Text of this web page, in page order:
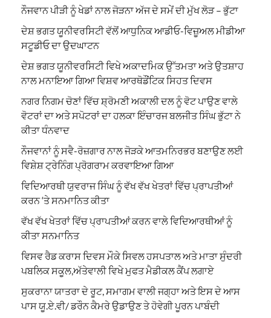
ਨੌਜਵਾਨ ਪੀੜੀ ਨੂੰ ਖੇਡਾਂ ਨਾਲ ਜੋੜਨਾ ਅੱਜ ਦੇ ਸਮੇਂ ਦੀ ਮੁੱਖ ਲੋੜ – ਭੁੱਟਾ
ਦੇਸ਼ ਭਗਤ ਯੂਨੀਵਰਸਿਟੀ ਵੱਲੋਂ ਆਧੁਨਿਕ ਆਡੀਓ-ਵਿਜ਼ੂਅਲ ਮੀਡੀਆ
ਸਟੂਡੀਓ ਦਾ ਉਦਘਾਟਨ
ਦੇਸ਼ ਭਗਤ ਯੂਨੀਵਰਸਿਟੀ ਵਿਖੇ ਅਕਾਦਮਿਕ ਉੱਤਮਤਾ ਅਤੇ ਉਤਸ਼ਾਹ
ਨਾਲ ਮਨਾਇਆ ਗਿਆ ਵਿਸ਼ਵ ਆਰਥੋਡੌਂਟਿਕ ਸਿਹਤ ਦਿਵਸ
ਨਗਰ ਨਿਗਮ ਚੋਣਾਂ ਵਿੱਚ ਸ਼੍ਰੋਮਣੀ ਅਕਾਲੀ ਦਲ ਨੂੰ ਵੋਟ ਪਾਉਣ ਵਾਲੇ
ਵੋਟਰਾਂ ਦਾ ਅਤੇ ਸਪੋਟਰਾਂ ਦਾ ਹਲਕਾ ਇੰਚਾਰਜ ਬਲਜੀਤ ਸਿੰਘ ਭੁੱਟਾ ਨੇ
ਕੀਤਾ ਧੰਨਵਾਦ
ਨੌਜਵਾਨਾਂ ਨੂੰ ਸਵੈ-ਰੋਜ਼ਗਾਰ ਨਾਲ ਜੋੜਕੇ ਆਤਮਨਿਰਭਰ ਬਣਾਉਣ ਲਈ
ਵਿਸ਼ੇਸ਼ ਟ੍ਰੇਨਿੰਗ ਪ੍ਰੋਗਰਾਮ ਕਰਵਾਇਆ ਗਿਆ
ਵਿਦਿਆਰਥੀ ਯੁਵਰਾਜ ਸਿੰਘ ਨੂੰ ਵੱਖ ਵੱਖ ਖੇਤਰਾਂ ਵਿੱਚ ਪ੍ਰਾਪਤੀਆਂ
ਕਰਨ ‘ਤੇ ਸਨਮਾਨਿਤ ਕੀਤਾ
ਵੱਖ ਵੱਖ ਖੇਤਰਾਂ ਵਿੱਚ ਪ੍ਰਾਪਤੀਆਂ ਕਰਨ ਵਾਲੇ ਵਿਦਿਆਰਥੀਆਂ ਨੂੰ
ਕੀਤਾ ਸਨਮਾਨਿਤ
ਵਿਸਵ ਰੈਡ ਕਰਾਸ ਦਿਵਸ ਮੌਕੇ ਸਿਵਲ ਹਸਪਤਾਲ ਅਤੇ ਮਾਤਾ ਸੁੰਦਰੀ
ਪਬਲਿਕ ਸਕੂਲ,ਅੱਤੇਵਾਲੀ ਵਿਖੇ ਮੁਫਤ ਮੈਡੀਕਲ ਕੈਂਪ ਲਗਾਏ
ਸੁਕਰਾਨਾ ਯਾਤਰਾ ਦੇ ਰੂਟ, ਸਮਾਗਮ ਵਾਲੀ ਜਗ੍ਹਾ ਅਤੇ ਇਸ ਦੇ ਆਸ
ਪਾਸ ਯੂ.ਏ.ਵੀ/ ਡਰੌਨ ਕੈਮਰੇ ਉਡਾਉਣ ਤੇ ਹੋਵੇਗੀ ਪੂਰਨ ਪਾਬੰਦੀ